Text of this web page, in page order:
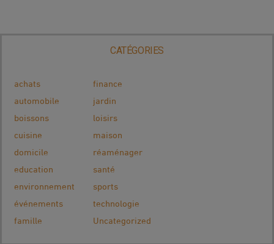
CATÉGORIES
achats
automobile
boissons
cuisine
domicile
education
environnement
événements
famille
finance
jardin
loisirs
maison
réaménager
santé
sports
technologie
Uncategorized